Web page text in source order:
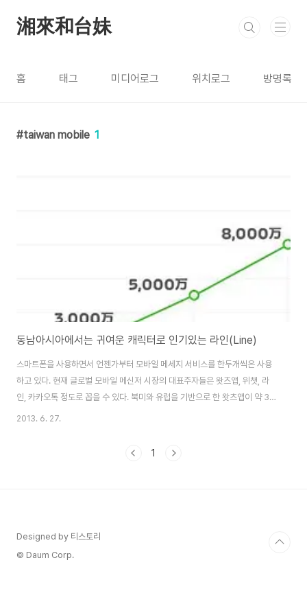
湘來和台妹
홈 태그 미디어로그 위치로그 방명록
taiwan mobile 1
동남아시아에서는 귀여운 캐릭터로 인기있는 라인(Line)
스마트폰을 사용하면서 언젠가부터 모바일 메세지 서비스를 한두개씩은 사용
하고 있다. 현재 글로벌 모바일 메신저 시장의 대표주자들은 왓츠앱, 위챗, 라
인, 카카오톡 정도로 꼽을 수 있다. 북미와 유럽을 기반으로 한 왓츠앱이 약 3억
명의 가입자를 확보하고 있고 중국 비중이 90%가 넘는 위챗은 4억명의 사용
며, 라인의 가입자는 1억6,000만명이 넘는 사용자를 확보했다. 이미 지난 4월
2013. 6. 27.
1
Designed by 티스토리
© Daum Corp.